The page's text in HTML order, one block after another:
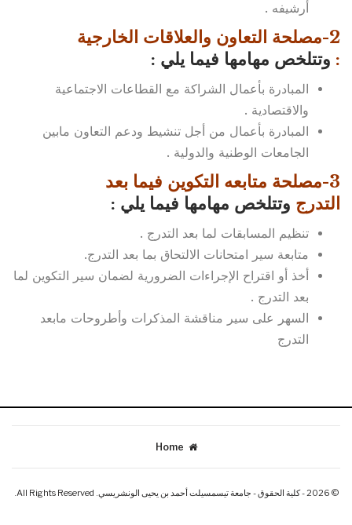
أرشيفه .
2-مصلحة التعاون والعلاقات الخارجية
: وتتلخص مهامها فيما يلي :
المبادرة بأعمال الشراكة مع القطاعات الاجتماعية
والاقتصادية .
المبادرة بأعمال من أجل تنشيط ودعم التعاون مابين
الجامعات الوطنية والدولية .
3-مصلحة متابعه التكوين فيما بعد
التدرج وتتلخص مهامها فيما يلي :
تنظيم المسابقات لما بعد التدرج .
متابعة سير امتحانات الالتحاق بما بعد التدرج.
أخذ أو اقتراح الإجراءات الضرورية لضمان سير التكوين لما
بعد التدرج .
السهر على سير مناقشة المذكرات وأطروحات مابعد
التدرج
Home
© 2026 - كلية الحقوق - جامعة تيسمسيلت أحمد بن يحيى الونشريسي. All Rights Reserved.